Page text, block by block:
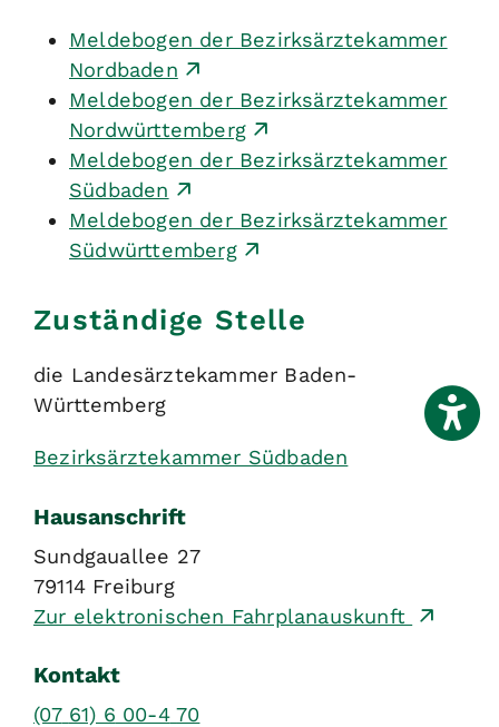
Meldebogen der Bezirksärztekammer
Nordbaden
Meldebogen der Bezirksärztekammer
Nordwürttemberg
Meldebogen der Bezirksärztekammer
Südbaden
Meldebogen der Bezirksärztekammer
Südwürttemberg
Zuständige Stelle
die Landesärztekammer Baden-
Württemberg
Bezirksärztekammer Südbaden
Hausanschrift
Sundgauallee 27
79114 Freiburg
Zur elektronischen Fahrplanauskunft
Kontakt
(07 61) 6 00-4 70